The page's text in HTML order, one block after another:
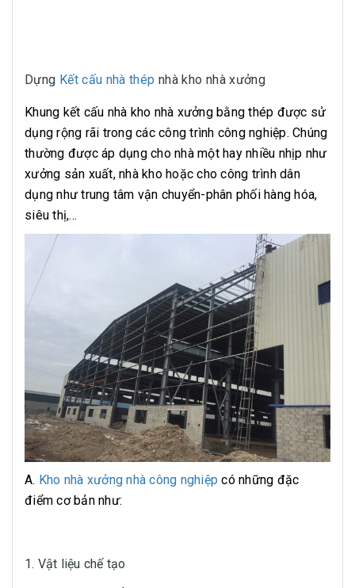
Dựng Kết cấu nhà thép nhà kho nhà xưởng
Khung kết cấu nhà kho nhà xưởng bằng thép được sử
dụng rộng rãi trong các công trình công nghiệp. Chúng
thường được áp dụng cho nhà một hay nhiều nhịp như
xưởng sản xuất, nhà kho hoặc cho công trình dân
dụng như trung tâm vận chuyển-phân phối hàng hóa,
siêu thị,...
A. Kho nhà xưởng nhà công nghiệp có những đặc
điểm cơ bản như:
1. Vật liệu chế tạo